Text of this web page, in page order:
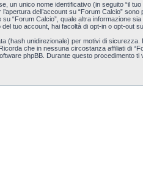
un unico nome identificativo (in seguito “il
dell’account su “Forum Calcio”
“Forum Calcio”, quale altra informazione
del tuo account, hai facoltà di opt-in o opt-out
(hash unidirezionale) per motivi di
che in nessuna circostanza affiliati di
phpBB. Durante questo procedimento